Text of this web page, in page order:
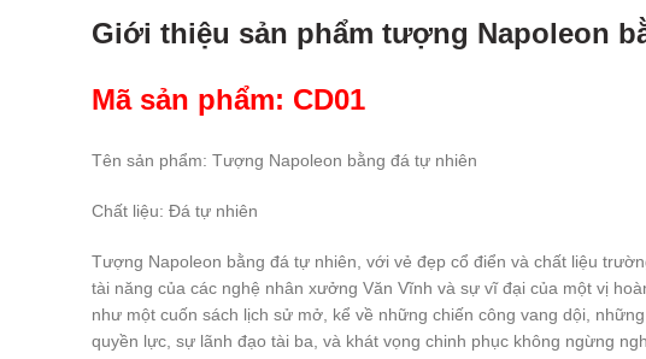
Giới thiệu sản phẩm tượng Napoleon
Mã sản phẩm: CD01
Tên sản phẩm: Tượng Napoleon bằng đá tự nhiên
Chất liệu: Đá tự nhiên
Tượng Napoleon bằng đá tự nhiên, với vẻ đẹp cổ điển và chất liệu
tài năng của các nghệ nhân xưởng Văn Vĩnh và sự vĩ đại của một vị
như một cuốn sách lịch sử mở, kể về những chiến công vang dội,
quyền lực, sự lãnh đạo tài ba, và khát vọng chinh phục không ngừng